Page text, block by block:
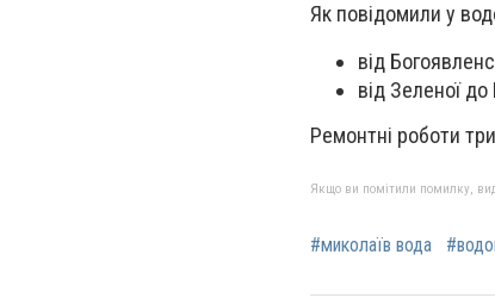
Як повідомили у
від
від Зеленої
Ремонтні роботи
Якщо ви помітили помилку,
#миколаїв вода